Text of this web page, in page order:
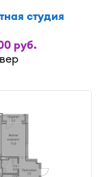
студия
руб.